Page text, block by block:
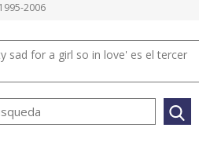
2006
sad for a girl so in love' es el tercer